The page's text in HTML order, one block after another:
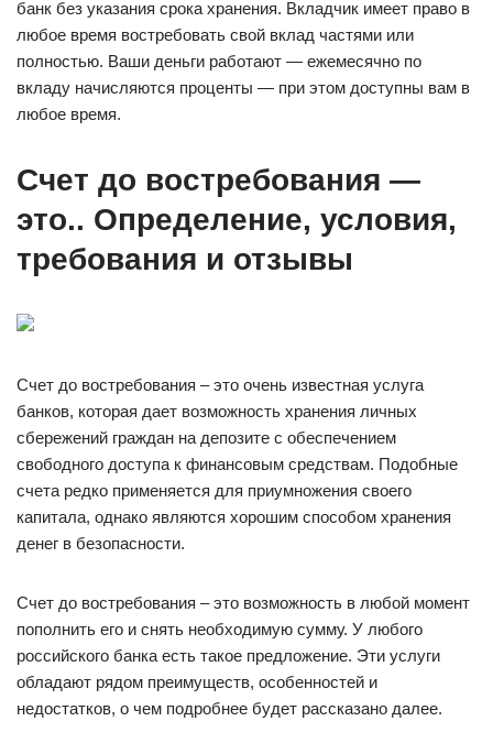
банк без указания срока хранения. Вкладчик имеет право в
любое время востребовать свой вклад частями или
полностью. Ваши деньги работают — ежемесячно по
вкладу начисляются проценты — при этом доступны вам в
любое время.
Счет до востребования —
это.. Определение, условия,
требования и отзывы
Счет до востребования – это очень известная услуга
банков, которая дает возможность хранения личных
сбережений граждан на депозите с обеспечением
свободного доступа к финансовым средствам. Подобные
счета редко применяется для приумножения своего
капитала, однако являются хорошим способом хранения
денег в безопасности.
Счет до востребования – это возможность в любой момент
пополнить его и снять необходимую сумму. У любого
российского банка есть такое предложение. Эти услуги
обладают рядом преимуществ, особенностей и
недостатков, о чем подробнее будет рассказано далее.